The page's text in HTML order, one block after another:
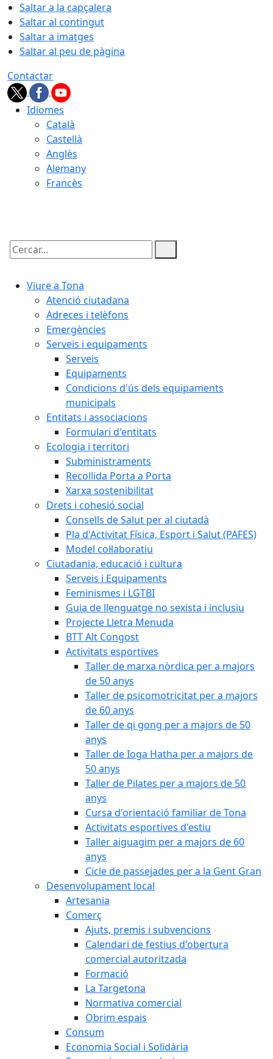
Saltar a la capçalera
Saltar al contingut
Saltar a imatges
Saltar al peu de pàgina
Contactar
Idiomes
Català
Castellà
Anglès
Alemany
Francès
Cercar:
Viure a Tona
Atenció ciutadana
Adreces i telèfons
Emergències
Serveis i equipaments
Serveis
Equipaments
Condicions d'ús dels equipaments
municipals
Entitats i associacions
Formulari d'entitats
Ecologia i territori
Subministraments
Recollida Porta a Porta
Xarxa sostenibilitat
Drets i cohesió social
Consells de Salut per al ciutadà
Pla d'Activitat Física, Esport i Salut (PAFES)
Model col·laboratiu
Ciutadania, educació i cultura
Serveis i Equipaments
Feminismes i LGTBI
Guia de llenguatge no sexista i inclusiu
Projecte Lletra Menuda
BTT Alt Congost
Activitats esportives
Taller de marxa nòrdica per a majors
de 50 anys
Taller de psicomotricitat per a majors
de 60 anys
Taller de qi gong per a majors de 50
anys
Taller de Ioga Hatha per a majors de
50 anys
Taller de Pilates per a majors de 50
anys
Cursa d'orientació familiar de Tona
Activitats esportives d'estiu
Taller aiguagim per a majors de 60
anys
Cicle de passejades per a la Gent Gran
Desenvolupament local
Artesania
Comerç
Ajuts, premis i subvencions
Calendari de festius d'obertura
comercial autoritzada
Formació
La Targetona
Normativa comercial
Obrim espais
Consum
Economia Social i Solidària